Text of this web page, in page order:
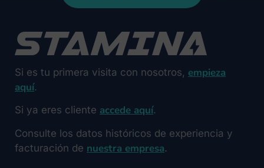
Si es tu primera visita con nosotros, empieza
aquí.
Si ya eres cliente accede aquí.
Consulte los datos históricos de experiencia y
facturación de nuestra empresa.